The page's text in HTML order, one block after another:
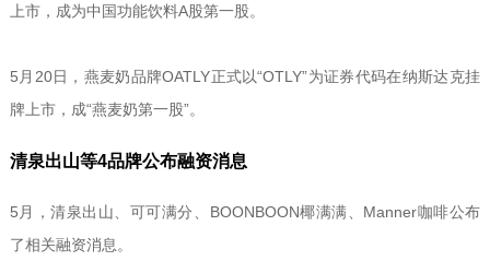
上市，成为中国功能饮料A股第一股。
5月20日，燕麦奶品牌OATLY正式以“OTLY”为证券代码在纳斯达克挂
牌上市，成“燕麦奶第一股”。
清泉出山等4品牌公布融资消息
5月，清泉出山、可可满分、BOONBOON椰满满、Manner咖啡公布
了相关融资消息。